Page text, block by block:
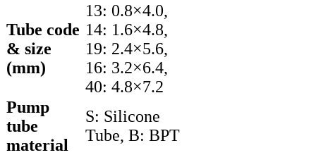
Tube code
& size
(mm)
13: 0.8×4.0,
14: 1.6×4.8,
19: 2.4×5.6,
16: 3.2×6.4,
40: 4.8×7.2
Pump
tube
material
S: Silicone
Tube, B: BPT